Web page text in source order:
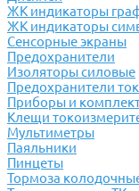
ЖК индикаторы
ЖК индикаторы
Сенсорные экраны
Предохранители
Изоляторы силовые
Предохранители
Приборы и
Клещи
Мультиметры
Паяльники
Пинцеты
Тормоза